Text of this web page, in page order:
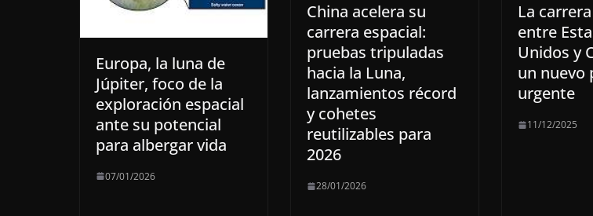
Europa, la luna de
Júpiter, foco de la
exploración espacial
ante su potencial
para albergar vida
07/01/2026
China acelera su
carrera espacial:
pruebas tripuladas
hacia la Luna,
lanzamientos récord
y cohetes
reutilizables para
2026
28/01/2026
La
entre
Unidos y
un nuevo
urgente
11/12/2025